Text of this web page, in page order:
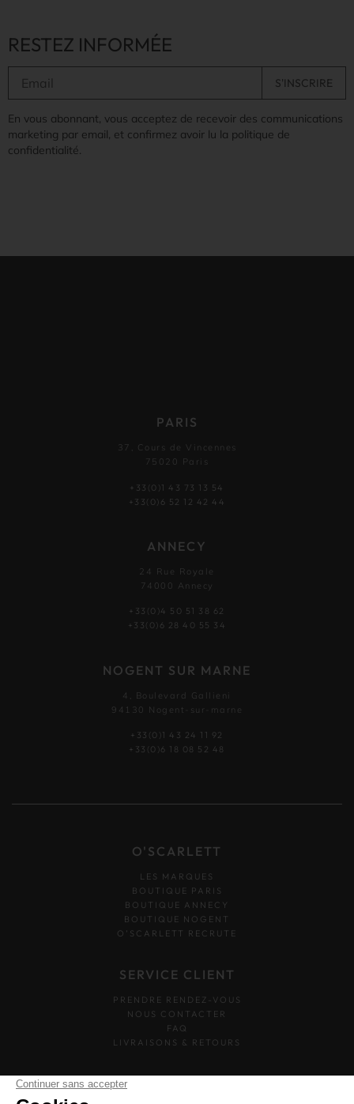
RESTEZ INFORMÉE
En vous abonnant, vous acceptez de recevoir des communications
marketing par email, et confirmez avoir lu la politique de
confidentialité.
PARIS
37, Cours de Vincennes
75020 Paris
+33(0)1 43 73 13 54
+33(0)6 52 12 42 44
ANNECY
24 Rue Royale
74000 Annecy
+33(0)4 50 51 38 62
+33(0)6 28 40 55 34
NOGENT SUR MARNE
4, Boulevard Gallieni
94130 Nogent-sur-marne
+33(0)1 43 24 11 92
+33(0)6 18 08 52 48
O'SCARLETT
LES MARQUES
BOUTIQUE PARIS
BOUTIQUE ANNECY
BOUTIQUE NOGENT
O’SCARLETT RECRUTE
SERVICE CLIENT
PRENDRE RENDEZ-VOUS
NOUS CONTACTER
FAQ
LIVRAISONS & RETOURS